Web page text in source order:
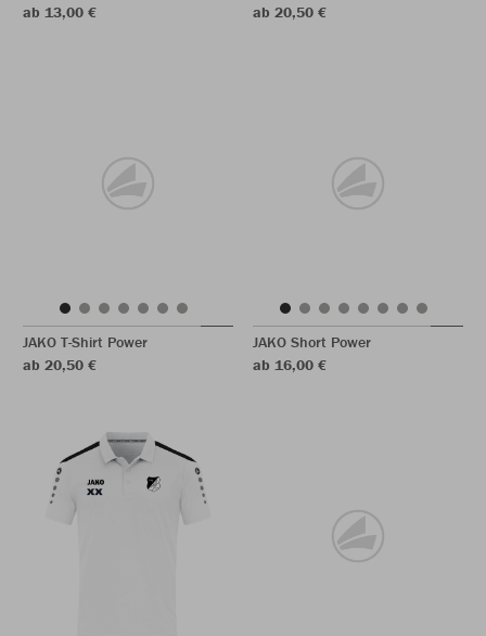
ab 13,00 €
ab 20,50 €
JAKO T-Shirt Power
ab 20,50 €
JAKO Short Power
ab 16,00 €